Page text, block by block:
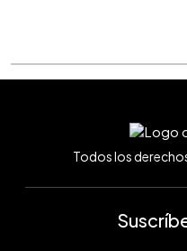
Todos los